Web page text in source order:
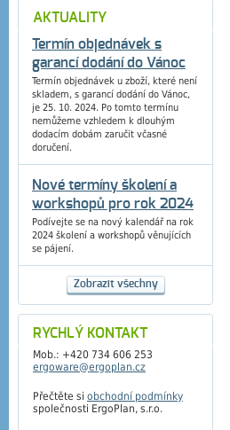
AKTUALITY
Termín objednávek s
garancí dodání do Vánoc
Termín objednávek u zboží, které není
skladem, s garancí dodání do Vánoc,
je 25. 10. 2024. Po tomto termínu
nemůžeme vzhledem k dlouhým
dodacím dobám zaručit včasné
doručení.
Nové termíny školení a
workshopů pro rok 2024
Podívejte se na nový kalendář na rok
2024 školení a workshopů věnujících
se pájení.
Zobrazit všechny
RYCHLÝ KONTAKT
Mob.: +420 734 606 253
ergoware@ergoplan.cz
Přečtěte si obchodní podmínky
společnosti ErgoPlan, s.r.o.